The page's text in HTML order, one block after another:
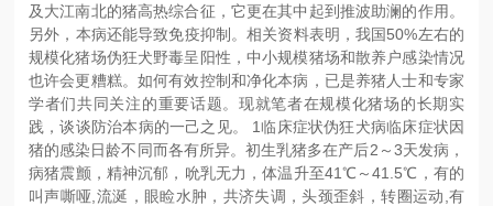
及大江南北的猪高热综合征，它更在其中起到推波助澜的作用。
另外，本病还能导致免疫抑制。相关资料表明，我国50%左右的
规模化猪场伪狂犬野毒呈阳性，中小规模猪场和散养户感染情况
也许会更糟糕。如何有效控制和净化本病，已是养猪人士和专家
学者们共同关注的重要话题。现就笔者在规模化猪场的长期实
践，谈谈防治本病的一己之见。 1临床症状伪狂犬病临床症状因
猪的感染日龄不同而各有所异。初生乳猪多在产后2～3天发病，
病猪震颤，精神沉郁，吮乳无力，体温升至41℃～41.5℃，有的
叫声嘶哑,流涎，眼睑水肿，共济失调，头颈歪斜，转圈运动,有